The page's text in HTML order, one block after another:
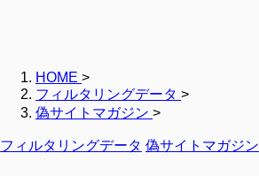
HOME >
フィルタリングデータ >
偽サイトマガジン >
フィルタリングデータ 偽サイトマガジン